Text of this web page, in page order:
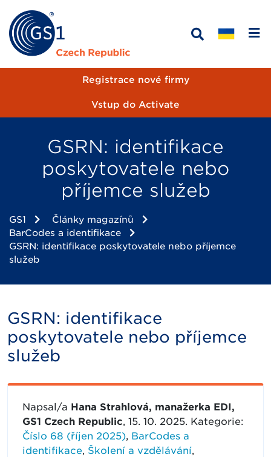
Registrace nové firmy
Vstup do Activate
GSRN: identifikace
poskytovatele nebo
příjemce služeb
GS1
Články magazínů
BarCodes a identifikace
GSRN: identifikace poskytovatele nebo příjemce
služeb
GSRN: identifikace
poskytovatele nebo příjemce
služeb
Napsal/a Hana Strahlová, manažerka EDI,
GS1 Czech Republic, 15. 10. 2025. Kategorie:
Číslo 68 (říjen 2025), BarCodes a
identifikace, Školení a vzdělávání,